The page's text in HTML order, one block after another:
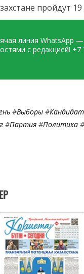
пройдут
линия WhatsApp
с редакцией! +7
#Выборы #
#Партия #Политика #